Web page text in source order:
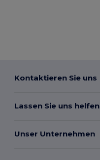
Kontaktieren Sie uns
Lassen Sie uns helfen
Unser Unternehmen